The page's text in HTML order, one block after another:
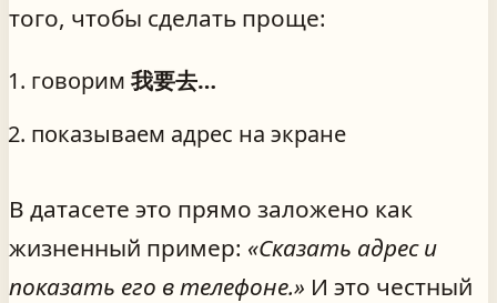
того, чтобы сделать проще:
говорим 我要去…
показываем адрес на экране
В датасете это прямо заложено как
жизненный пример: «Сказать адрес и
показать его в телефоне.» И это честный